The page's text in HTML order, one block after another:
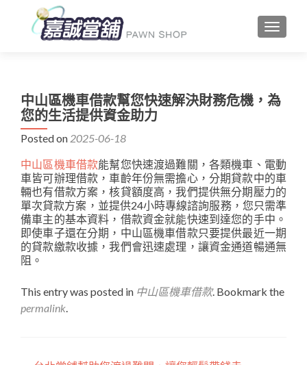
中山區機車借款幫您快速解決財務危機，為
您的生活提供資金助力
Posted on 2025-06-18
中山區機車借款能幫您快速渡過難關，各類機車、電動
車皆可辦理借款，車齡年份無需擔心，分期貸款中的車
輛也有借款方案，核貸額度高，我們提供無分期壓力的
單次貸款方案，並提供24小時專線諮詢服務，您只需準
備車主的基本資料，借款資金就能快速到達您的手中。
即使車子還在分期，中山區機車借款只要提供最近一期
的貸款繳款收據，我們會迅速處理，讓資金通道暢通無
阻。
This entry was posted in 中山區機車借款. Bookmark the
permalink.